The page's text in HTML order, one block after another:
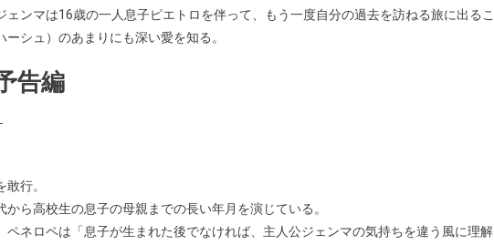
ンマは16歳の一人息子ピエトロを伴って、もう一度自分の過去を訪ねる旅に出るこ
シュ）のあまりにも深い愛を知る。
告編
行。
ら高校生の息子の母親までの長い年月を演じている。
ネロペは「息子が生まれた後でなければ、主人公ジェンマの気持ちを違う風に理解